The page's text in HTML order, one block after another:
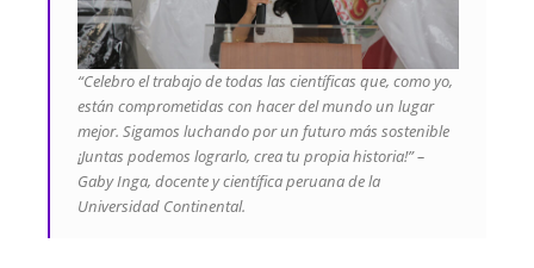
“Celebro el trabajo de todas las científicas que, como yo,
están comprometidas con hacer del mundo un lugar
mejor. Sigamos luchando por un futuro más sostenible
¡Juntas podemos lograrlo, crea tu propia historia!” –
Gaby Inga, docente y científica peruana de la
Universidad Continental.